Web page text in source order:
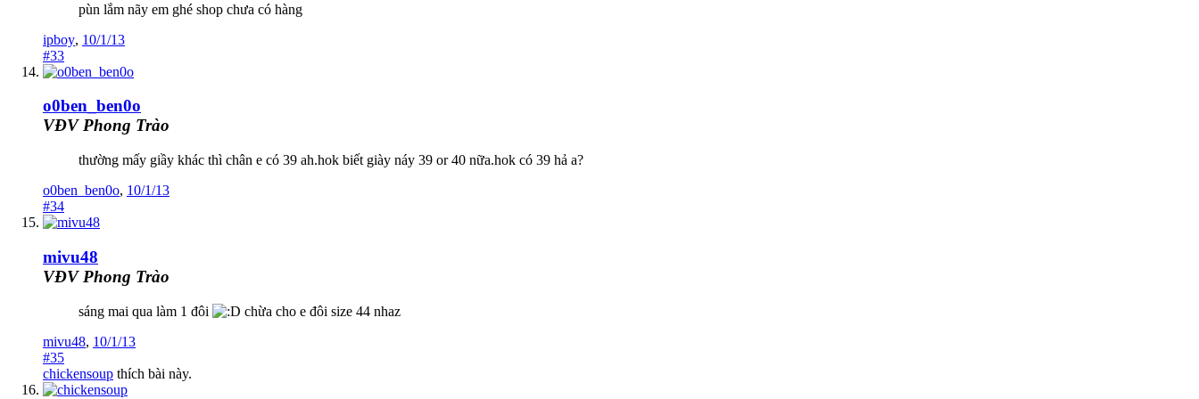
pùn lắm nãy em ghé shop chưa có hàng
ipboy, 10/1/13
#33
o0ben_ben0o
VĐV Phong Trào
thường mấy giầy khác thì chân e có 39 ah.hok biết giày náy 39 or 40 nữa.hok có 39 hả a?
o0ben_ben0o, 10/1/13
#34
mivu48
VĐV Phong Trào
sáng mai qua làm 1 đôi
chừa cho e đôi size 44 nhaz
mivu48, 10/1/13
#35
chickensoup thích bài này.